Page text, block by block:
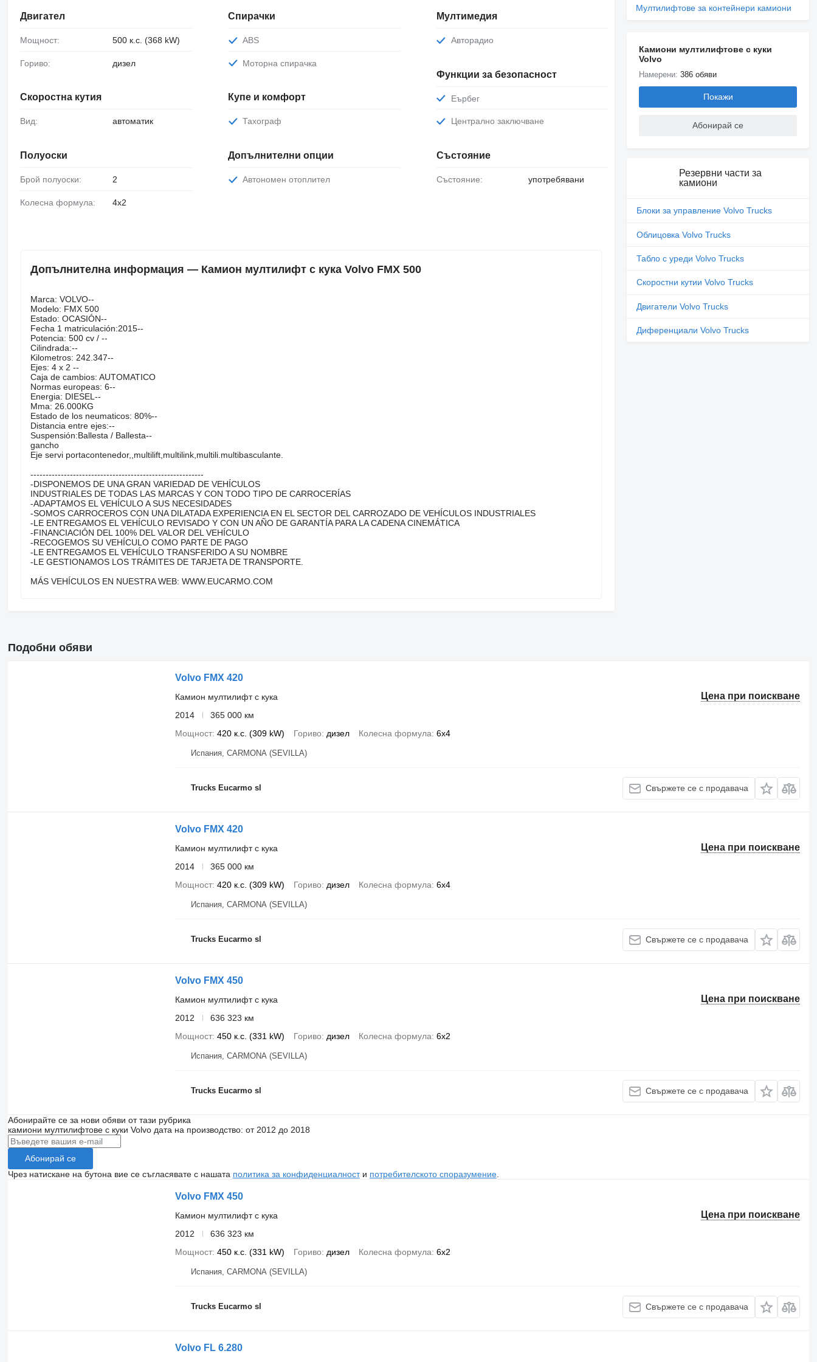
Двигател
Мощност: 500 к.с. (368 kW)
Гориво: дизел
Скоростна кутия
Вид: автоматик
Полуоски
Брой полуоски: 2
Колесна формула: 4x2
Спирачки
ABS
Моторна спирачка
Купе и комфорт
Тахограф
Допълнителни опции
Автономен отоплител
Мултимедия
Авторадио
Функции за безопасност
Еърбег
Централно заключване
Състояние
Състояние: употребявани
Допълнителна информация — Камион мултилифт с кука Volvo FMX 500
Marca: VOLVO--
Modelo: FMX 500
Estado: OCASIÓN--
Fecha 1 matriculación:2015--
Potencia: 500 cv / --
Cilindrada:--
Kilometros: 242.347--
Ejes: 4 x 2 --
Caja de cambios: AUTOMATICO
Normas europeas: 6--
Energia: DIESEL--
Mma: 26.000KG
Estado de los neumaticos: 80%--
Distancia entre ejes:--
Suspensión:Ballesta / Ballesta--
gancho
Eje servi portacontenedor,,multilift,multilink,multili.multibasculante.
---------------------------------------------------------
-DISPONEMOS DE UNA GRAN VARIEDAD DE VEHÍCULOS
INDUSTRIALES DE TODAS LAS MARCAS Y CON TODO TIPO DE CARROCERÍAS
-ADAPTAMOS EL VEHÍCULO A SUS NECESIDADES
-SOMOS CARROCEROS CON UNA DILATADA EXPERIENCIA EN EL SECTOR DEL CARROZADO DE VEHÍCULOS INDUSTRIALES
-LE ENTREGAMOS EL VEHÍCULO REVISADO Y CON UN AÑO DE GARANTÍA PARA LA CADENA CINEMÁTICA
-FINANCIACIÓN DEL 100% DEL VALOR DEL VEHÍCULO
-RECOGEMOS SU VEHÍCULO COMO PARTE DE PAGO
-LE ENTREGAMOS EL VEHÍCULO TRANSFERIDO A SU NOMBRE
-LE GESTIONAMOS LOS TRÁMITES DE TARJETA DE TRANSPORTE.
MÁS VEHÍCULOS EN NUESTRA WEB: WWW.EUCARMO.COM
Мултилифтове за контейнери камиони
Камиони мултилифтове с куки
Volvo
Намерени:386 обяви
Покажи
Абонирай се
Резервни части за
камиони
Блоки за управление Volvo Trucks
Облицовка Volvo Trucks
Табло с уреди Volvo Trucks
Скоростни кутии Volvo Trucks
Двигатели Volvo Trucks
Диференциали Volvo Trucks
Подобни обяви
Volvo FMX 420
Цена при поискване
Камион мултилифт с кука
2014
365 000 км
Мощност 420 к.с. (309 kW) Гориво дизел Колесна формула 6x4
Испания, CARMONA (SEVILLA)
Trucks Eucarmo sl Свържете се с продавача
Volvo FMX 420
Цена при поискване
Камион мултилифт с кука
2014
365 000 км
Мощност 420 к.с. (309 kW) Гориво дизел Колесна формула 6x4
Испания, CARMONA (SEVILLA)
Trucks Eucarmo sl Свържете се с продавача
Volvo FMX 450
Цена при поискване
Камион мултилифт с кука
2012
636 323 км
Мощност 450 к.с. (331 kW) Гориво дизел Колесна формула 6x2
Испания, CARMONA (SEVILLA)
Trucks Eucarmo sl Свържете се с продавача
Абонирайте се за нови обяви от тази рубрика
камиони мултилифтове с куки Volvo дата на производство: от 2012 до 2018
Абонирай се
Чрез натискане на бутона вие се съгласявате с нашата политика за конфиденциалности потребителското споразумение.
Volvo FMX 450
Цена при поискване
Камион мултилифт с кука
2012
636 323 км
Мощност 450 к.с. (331 kW) Гориво дизел Колесна формула 6x2
Испания, CARMONA (SEVILLA)
Trucks Eucarmo sl Свържете се с продавача
Volvo FL 6.280